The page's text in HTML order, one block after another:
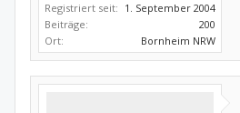
Registriert seit: 1. September 2004
Beiträge:
200
Ort:
Bornheim NRW